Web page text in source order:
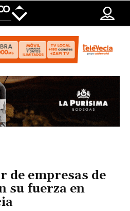
de empresas de
su fuerza en